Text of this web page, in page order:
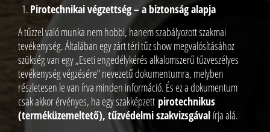
Pirotechnikai végzettség – a biztonság alapja
A tűzzel való munka nem hobbi, hanem szabályozott szakmai
tevékenység. Általában egy zárt téri tűz show megvalósításához
szükség van egy „Eseti engedélykérés alkalomszerű tűzveszélyes
tevékenység végzésére” nevezetű dokumentumra, melyben
részletesen le van írva minden információ. És ez a dokumentum
csak akkor érvényes, ha egy szakképzett pirotechnikus
(terméküzemeltető), tűzvédelmi szakvizsgával írja alá.